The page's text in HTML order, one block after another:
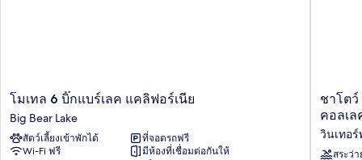
สำหรับ
พิการ
สะดวก
สำหรับ
พิการ
(Communications)
โม
เทล
6
บิ๊ก
แบร์
โมเทล 6 บิ๊กแบร์เลค แคลิฟอร์เนีย
Big Bear Lake
สัตว์เลี้ยงเข้าพักได้
ที่จอดรถฟรี
Wi-Fi ฟรี
มีห้องที่เชื่อมต่อกันให้
ชา
โตว์
แบร์
บูที
ชาโตว์
คอลเ
วินเทอ
สระว่